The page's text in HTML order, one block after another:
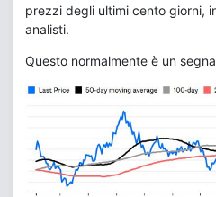
prezzi degli ultimi cento giorni,
analisti.
Questo normalmente è un